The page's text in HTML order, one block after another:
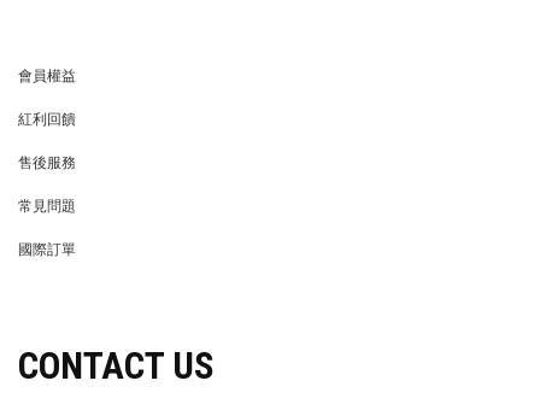
會員權益
紅利回饋
售後服務
常見問題
國際訂單
CONTACT US